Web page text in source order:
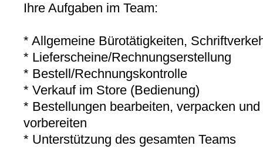
Ihre Aufgaben im Team:
* Allgemeine Bürotätigkeiten,
* Lieferscheine/Rechnungserstellung
* Bestell/Rechnungskontrolle
* Verkauf im Store (Bedienung)
* Bestellungen bearbeiten, verpacken
vorbereiten
* Unterstützung des gesamten Teams